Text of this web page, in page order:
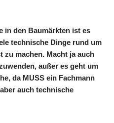
in den Baumärkten ist es
technische Dinge rund um
zu machen. Macht ja auch
außer es geht um
da MUSS ein Fachmann
auch technische